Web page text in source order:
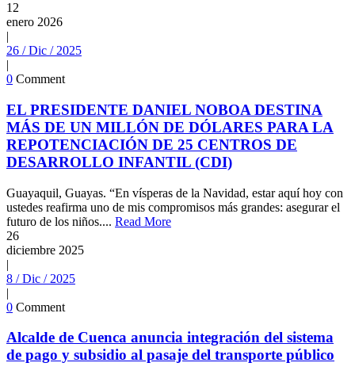
12
enero 2026
|
26 / Dic / 2025
|
0 Comment
EL PRESIDENTE DANIEL NOBOA DESTINA
MÁS DE UN MILLÓN DE DÓLARES PARA LA
REPOTENCIACIÓN DE 25 CENTROS DE
DESARROLLO INFANTIL (CDI)
Guayaquil, Guayas. “En vísperas de la Navidad, estar aquí hoy con
ustedes reafirma uno de mis compromisos más grandes: asegurar el
futuro de los niños.... Read More
26
diciembre 2025
|
8 / Dic / 2025
|
0 Comment
Alcalde de Cuenca anuncia integración del sistema
de pago y subsidio al pasaje del transporte público